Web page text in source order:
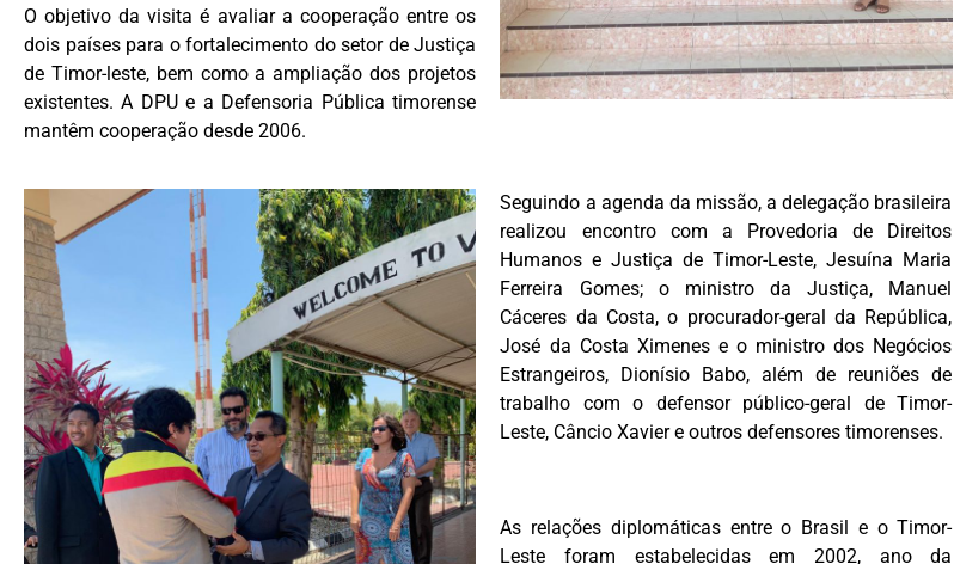
O objetivo da visita é avaliar a cooperação entre os
dois países para o fortalecimento do setor de Justiça
de Timor-leste, bem como a ampliação dos projetos
existentes. A DPU e a Defensoria Pública timorense
mantêm cooperação desde 2006.
Seguindo a agenda da missão, a delegação brasileira
realizou encontro com a Provedoria de Direitos
Humanos e Justiça de Timor-Leste, Jesuína Maria
Ferreira Gomes; o ministro da Justiça, Manuel
Cáceres da Costa, o procurador-geral da República,
José da Costa Ximenes e o ministro dos Negócios
Estrangeiros, Dionísio Babo, além de reuniões de
trabalho com o defensor público-geral de Timor-
Leste, Câncio Xavier e outros defensores timorenses.
As relações diplomáticas entre o Brasil e o Timor-
Leste foram estabelecidas em 2002, ano da